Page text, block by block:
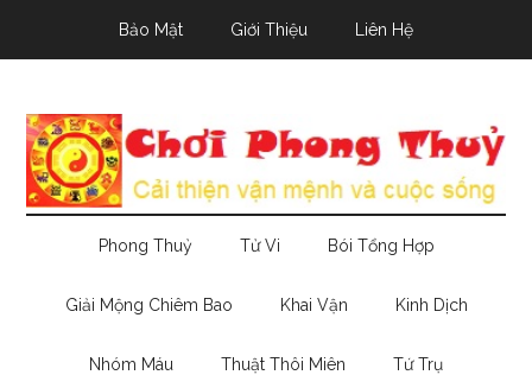
Bảo Mật Giới Thiệu Liên Hệ
Phong Thuỷ Tử Vi Bói Tổng Hợp
Giải Mộng Chiêm Bao Khai Vận Kinh Dịch
Nhóm Máu Thuật Thôi Miên Tứ Trụ